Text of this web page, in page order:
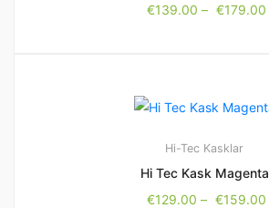
€139.00 – €179.00
Hi-Tec Kasklar
Hi Tec Kask Magenta
€129.00 – €159.00